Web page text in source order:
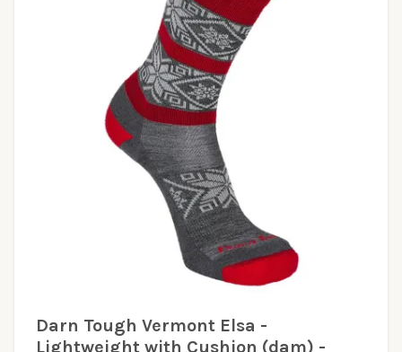
Darn Tough Vermont Elsa -
Lightweight with Cushion (dam) -